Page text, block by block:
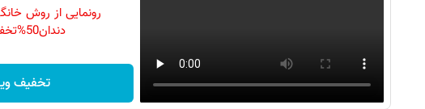
رونمایی از روش
دندان50%تخفیف🔥
تخفیف